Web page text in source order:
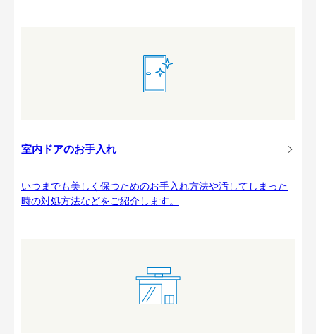
室内ドアのお手入れ
いつまでも美しく保つためのお手入れ方法や汚してしまった
時の対処方法などをご紹介します。